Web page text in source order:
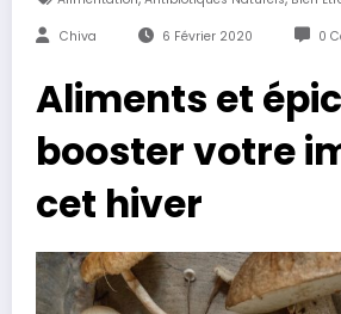
Chiva 6 Février 2020 0
Aliments et
booster votre
cet hiver